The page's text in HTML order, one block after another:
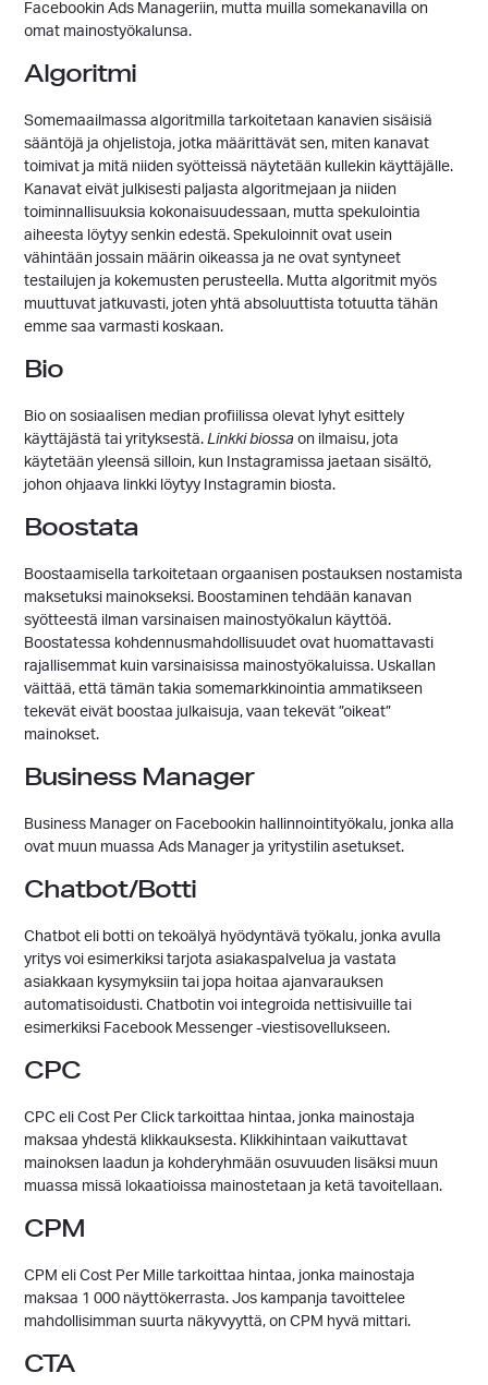
Facebookin Ads Manageriin, mutta muilla somekanavilla on
omat mainostyökalunsa.
Algoritmi
Somemaailmassa algoritmilla tarkoitetaan kanavien sisäisiä
sääntöjä ja ohjelistoja, jotka määrittävät sen, miten kanavat
toimivat ja mitä niiden syötteissä näytetään kullekin käyttäjälle.
Kanavat eivät julkisesti paljasta algoritmejaan ja niiden
toiminnallisuuksia kokonaisuudessaan, mutta spekulointia
aiheesta löytyy senkin edestä. Spekuloinnit ovat usein
vähintään jossain määrin oikeassa ja ne ovat syntyneet
testailujen ja kokemusten perusteella. Mutta algoritmit myös
muuttuvat jatkuvasti, joten yhtä absoluuttista totuutta tähän
emme saa varmasti koskaan.
Bio
Bio on sosiaalisen median profiilissa olevat lyhyt esittely
käyttäjästä tai yrityksestä.Linkki biossa on ilmaisu, jota
käytetään yleensä silloin, kun Instagramissa jaetaan sisältö,
johon ohjaava linkki löytyy Instagramin biosta.
Boostata
Boostaamisella tarkoitetaan orgaanisen postauksen nostamista
maksetuksi mainokseksi. Boostaminen tehdään kanavan
syötteestä ilman varsinaisen mainostyökalun käyttöä.
Boostatessa kohdennusmahdollisuudet ovat huomattavasti
rajallisemmat kuin varsinaisissa mainostyökaluissa. Uskallan
väittää, että tämän takia somemarkkinointia ammatikseen
tekevät eivät boostaa julkaisuja, vaan tekevät ”oikeat”
mainokset.
Business Manager
Business Manager on Facebookin hallinnointityökalu, jonka alla
ovat muun muassa Ads Manager ja yritystilin asetukset.
Chatbot/Botti
Chatbot eli botti on tekoälyä hyödyntävä työkalu, jonka avulla
yritys voi esimerkiksi tarjota asiakaspalvelua ja vastata
asiakkaan kysymyksiin tai jopa hoitaa ajanvarauksen
automatisoidusti. Chatbotin voi integroida nettisivuille tai
esimerkiksi Facebook Messenger -viestisovellukseen.
CPC
CPC eli Cost Per Click tarkoittaa hintaa, jonka mainostaja
maksaa yhdestä klikkauksesta. Klikkihintaan vaikuttavat
mainoksen laadun ja kohderyhmään osuvuuden lisäksi muun
muassa missä lokaatioissa mainostetaan ja ketä tavoitellaan.
CPM
CPM eli Cost Per Mille tarkoittaa hintaa, jonka mainostaja
maksaa 1 000 näyttökerrasta. Jos kampanja tavoittelee
mahdollisimman suurta näkyvyyttä, on CPM hyvä mittari.
CTA